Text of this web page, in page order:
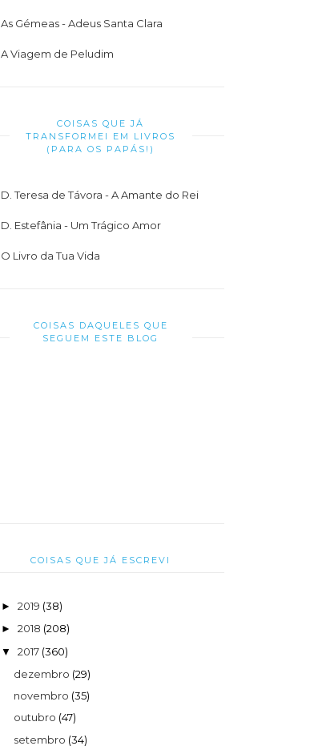
As Gémeas - Adeus Santa Clara
A Viagem de Peludim
COISAS QUE JÁ
TRANSFORMEI EM LIVROS
(PARA OS PAPÁS!)
D. Teresa de Távora - A Amante do Rei
D. Estefânia - Um Trágico Amor
O Livro da Tua Vida
COISAS DAQUELES QUE
SEGUEM ESTE BLOG
COISAS QUE JÁ ESCREVI
► 2019 (38)
► 2018 (208)
▼ 2017 (360)
dezembro (29)
novembro (35)
outubro (47)
setembro (34)